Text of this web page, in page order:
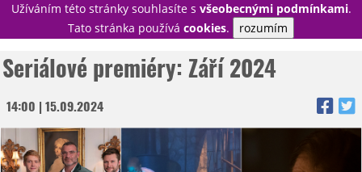
Užíváním této stránky souhlasíte s všeobecnými podmínkami.
Tato stránka používá cookies. rozumím
PŘIHLÁSIT
NOVINKY
TÉMATA
Seriálové premiéry: Září 2024
14:00 | 15.09.2024